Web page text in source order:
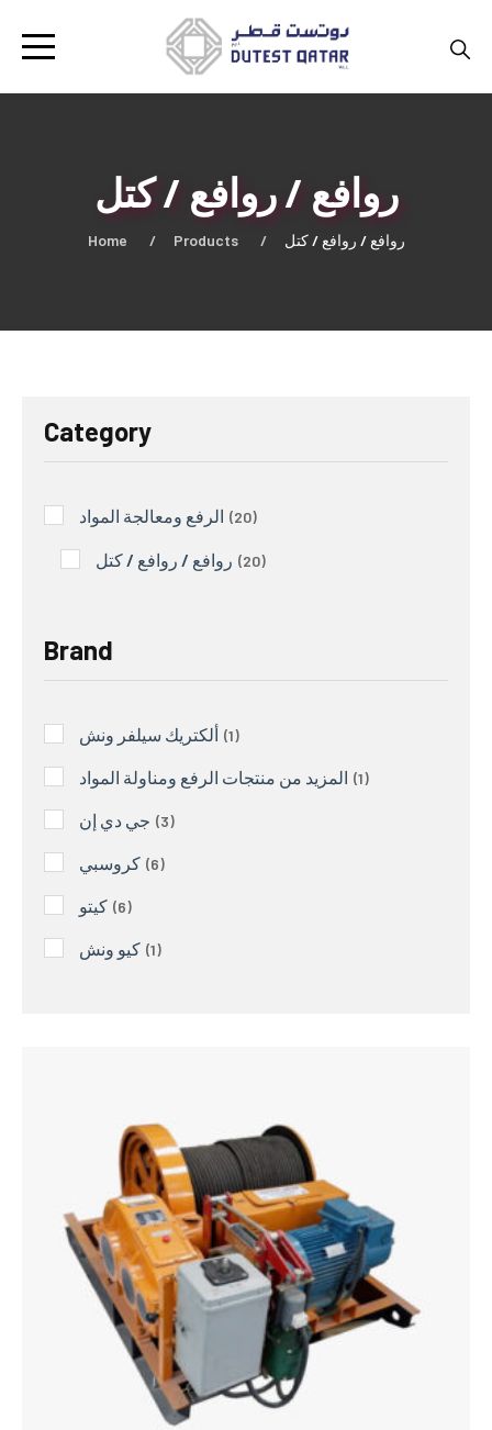
روافع / روافع / كتل
Home Products روافع / روافع / كتل
Category
الرفع ومعالجة المواد 20
روافع / روافع / كتل 20
Brand
ألكتريك سيلفر ونش 1
المزيد من منتجات الرفع ومناولة المواد 1
جي دي إن 3
كروسبي 6
كيتو 6
كيو ونش 1